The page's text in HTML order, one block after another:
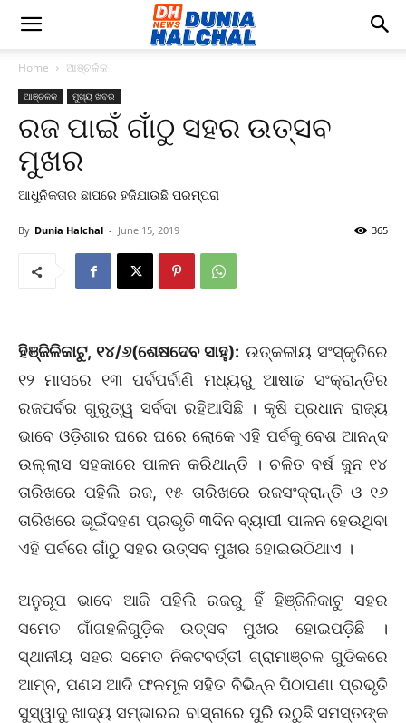
Home ଆଞ୍ଚଳିକ
ଆଞ୍ଚଳିକ ମୁଖ୍ୟ ଖବର
ରଜ ପାଇଁ ଗାଁଠୁ ସହର ଉତ୍ସବ
ମୁଖର
ଆଧୁନିକତାର ଛାପରେ ହଜିଯାଉଛି ପରମ୍ପରା
By Dunia Halchal - June 15, 2019 365
ହିଞ୍ଜିଳିକାଟୁ, ୧୪/୬(ଶେଷଦେବ ସାହୁ): ଉତ୍କଳୀୟ ସଂସ୍କୃତିରେ
୧୨ ମାସରେ ୧୩ ପର୍ବପର୍ବାଣି ମଧ୍ୟରୁ ଆଷାଢ ସଂକ୍ରାନ୍ତିର
ରଜପର୍ବର ଗୁରୁତ୍ୱ ସର୍ବଦା ରହିଆସିଛି । କୃଷି ପ୍ରଧାନ ରାଜ୍ୟ
ଭାବେ ଓଡ଼ିଶାର ଘରେ ଘରେ ଲୋକେ ଏହି ପର୍ବକୁ ବେଶ ଆନନ୍ଦ
ଉଲ୍ଲାସ ସହକାରେ ପାଳନ କରିଥାନ୍ତି । ଚଳିତ ବର୍ଷ ଜୁନ ୧୪
ତାରିଖରେ ପହିଲି ରଜ, ୧୫ ତାରିଖରେ ରଜସଂକ୍ରାନ୍ତି ଓ ୧୬
ତାରିଖରେ ଭୂଇଁଦହଣ ପ୍ରଭୃତି ୩ଦିନ ବ୍ୟାପୀ ପାଳନ ହେଉଥିବା
ଏହି ପର୍ବରେ ଗାଁଠୁ ସହର ଉତ୍ସବ ମୁଖର ହୋଇଉଠିଥାଏ ।
ଅନୁରୂପ ଭାବେ ଆଜି ପହିଲି ରଜରୁ ହିଁ ହିଞ୍ଜିଳିକାଟୁ ସହର
ସମେତ ଗାଁଗହଳିଗୁଡ଼ିକ ଉତ୍ସବ ମୁଖର ହୋଇପଡ଼ିଛି ।
ସ୍ଥାନୀୟ ସହର ସମେତ ନିକଟବର୍ତ୍ତୀ ଗ୍ରାମାଞ୍ଚଳ ଗୁଡିକରେ
ଆମ୍ବ, ପଣସ ଆଦି ଫଳମୂଳ ସହିତ ବିଭିନ୍ନ ପିଠାପଣା ପ୍ରଭୃତି
ସୁସ୍ୱାଦୁ ଖାଦ୍ୟ ସମ୍ଭାରର ବାସ୍ନାରେ ପୁରି ଉଠୁଛି ସମସ୍ତଙ୍କ